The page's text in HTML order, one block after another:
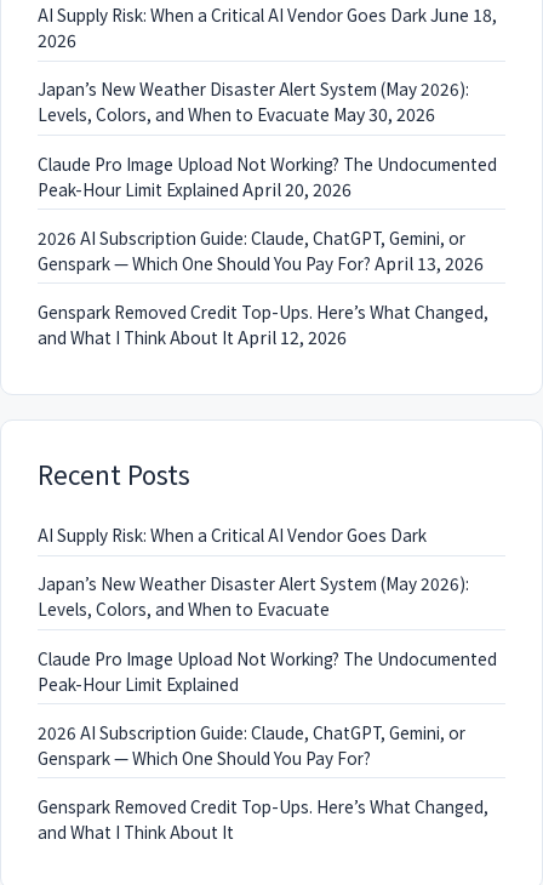
AI Supply Risk: When a Critical AI Vendor Goes DarkJune 18,
2026
Japan’s New Weather Disaster Alert System (May 2026):
Levels, Colors, and When to Evacuate May 30, 2026
Claude Pro Image Upload Not Working? The Undocumented
Peak-Hour Limit Explained April 20, 2026
2026 AI Subscription Guide: Claude, ChatGPT, Gemini, or
Genspark — Which One Should You Pay For? April 13, 2026
Genspark Removed Credit Top-Ups. Here’s What Changed,
and What I Think About It April 12, 2026
Recent Posts
AI Supply Risk: When a Critical AI Vendor Goes Dark
Japan’s New Weather Disaster Alert System (May 2026):
Levels, Colors, and When to Evacuate
Claude Pro Image Upload Not Working? The Undocumented
Peak-Hour Limit Explained
2026 AI Subscription Guide: Claude, ChatGPT, Gemini, or
Genspark — Which One Should You Pay For?
Genspark Removed Credit Top-Ups. Here’s What Changed,
and What I Think About It